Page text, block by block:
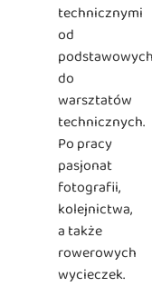
technicznymi
od
do
warsztatów
technicznych.
Po pracy
pasjonat
fotografii,
kolejnictwa,
a także
rowerowych
wycieczek.